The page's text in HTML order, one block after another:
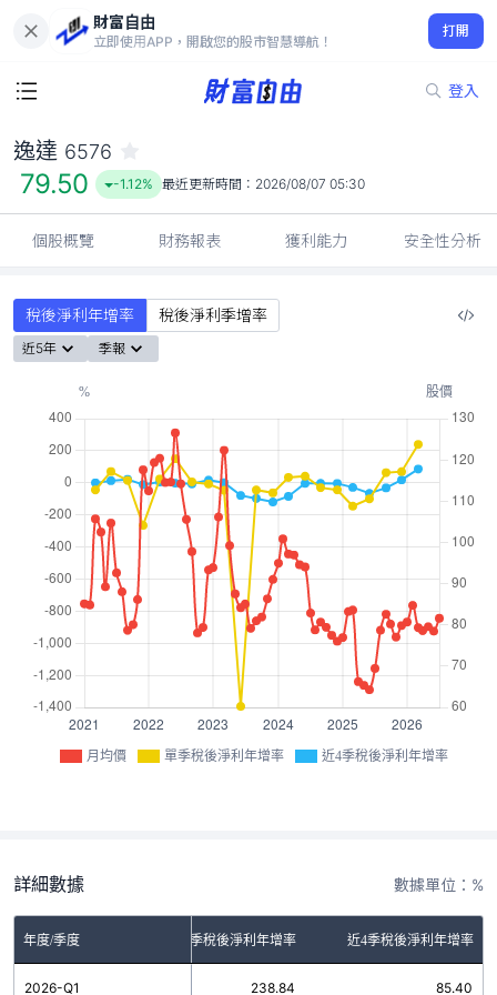
財富自由
立即使用APP，開啟您的股市智慧導航！
打開
登入
79.50
-1.12%
逸達 6576
79.50 -1.12% 最近更新時間： 2026/08/07 05:30
個股概覽 財務報表 獲利能力 安全性分析
稅後淨利年增率 稅後淨利季增率
近5年 季報
月均價 單季稅後淨利年增率 近4季稅後淨利年增率
詳細數據 數據單位：%
年度/季度 單季稅後淨利年增率 近4季稅後淨利年增率
2026-Q1 238.84 85.40